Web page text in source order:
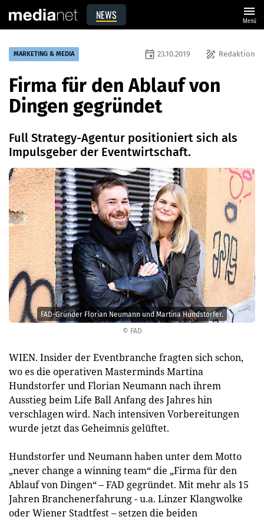
NEWS menu
Menü
© FAD
FAD-Gründer Florian Neumann und Martina Hundstorfer.
MARKETING & MEDIA draw Redaktion
event 23.10.2019
Firma für den Ablauf von
Dingen gegründet
Full Strategy-Agentur positioniert sich als
Impulsgeber der Eventwirtschaft.
WIEN. Insider der Eventbranche fragten sich schon,
wo es die operativen Masterminds Martina
Hundstorfer und Florian Neumann nach ihrem
Ausstieg beim Life Ball Anfang des Jahres hin
verschlagen wird. Nach intensiven Vorbereitungen
wurde jetzt das Geheimnis gelüftet.
Hundstorfer und Neumann haben unter dem Motto
„never change a winning team“ die „Firma für den
Ablauf von Dingen“ – FAD gegründet. Mit mehr als 15
Jahren Branchenerfahrung - u.a. Linzer Klangwolke
oder Wiener Stadtfest – setzen die beiden